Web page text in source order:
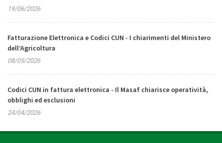
19/06/2026
Fatturazione Elettronica e Codici CUN - I chiarimenti del Ministero
dell’Agricoltura
08/05/2026
Codici CUN in fattura elettronica - Il Masaf chiarisce operatività,
obblighi ed esclusioni
24/04/2026